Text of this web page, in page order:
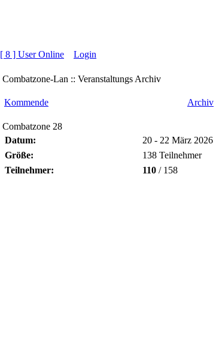
[ 8 ] User Online Login
Combatzone-Lan :: Veranstaltungs Archiv
Kommende Archiv
Combatzone 28
Datum:
20 - 22 März 2026
Größe:
138 Teilnehmer
Teilnehmer:
110 / 158